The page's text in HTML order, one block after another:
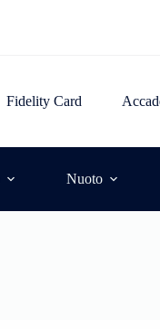
Fidelity Card
Nuoto